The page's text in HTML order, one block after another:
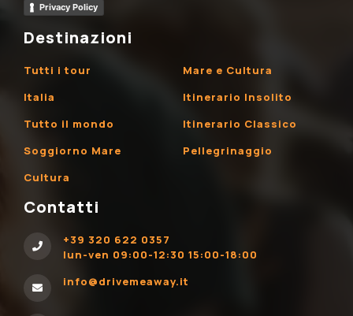
Privacy Policy
Destinazioni
Tutti i tour
Italia
Tutto il mondo
Soggiorno Mare
Cultura
Mare e Cultura
Itinerario Insolito
Itinerario Classico
Pellegrinaggio
Contatti
+39 320 622 0357
lun-ven 09:00-12:30 15:00-18:00
info@drivemeaway.it